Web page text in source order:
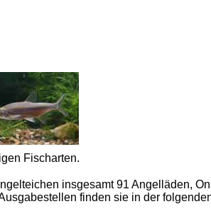
Fischarten.
insgesamt 91 Angelläden,
finden sie in der